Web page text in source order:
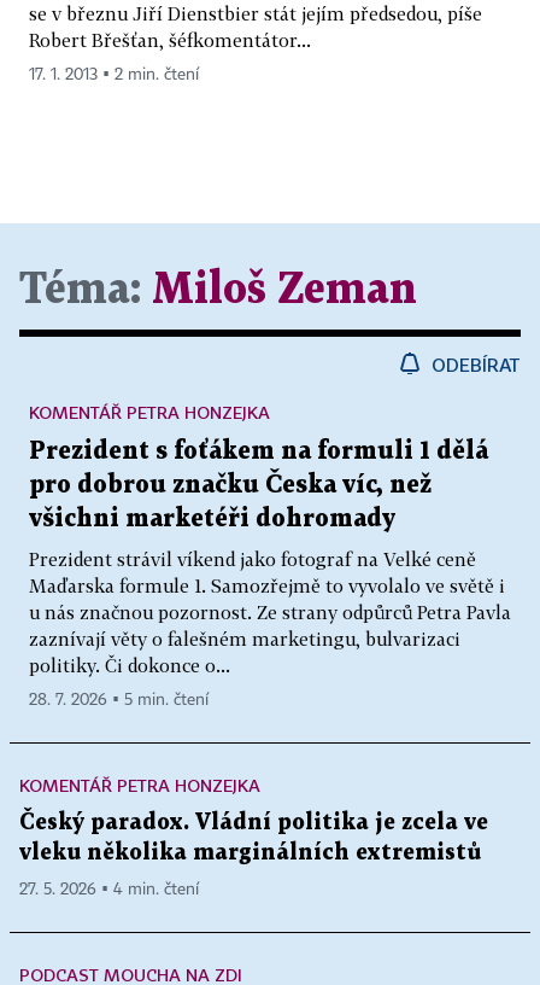
se v březnu Jiří Dienstbier stát jejím předsedou, píše
Robert Břešťan, šéfkomentátor...
17. 1. 2013 ▪ 2 min. čtení
Téma: Miloš Zeman
ODEBÍRAT
Prezident s foťákem na formuli 1 dělá
pro dobrou značku Česka víc, než
všichni marketéři dohromady
Prezident strávil víkend jako fotograf na Velké ceně
Maďarska formule 1. Samozřejmě to vyvolalo ve světě i
u nás značnou pozornost. Ze strany odpůrců Petra Pavla
zaznívají věty o falešném marketingu, bulvarizaci
politiky. Či dokonce o...
KOMENTÁŘ PETRA HONZEJKA
28. 7. 2026 ▪ 5 min. čtení
KOMENTÁŘ PETRA HONZEJKA
Český paradox. Vládní politika je zcela ve
vleku několika marginálních extremistů
27. 5. 2026 ▪ 4 min. čtení
PODCAST MOUCHA NA ZDI